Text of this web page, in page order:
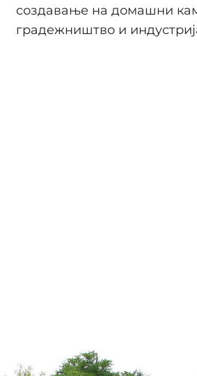
создавање на домашни
градежништво и